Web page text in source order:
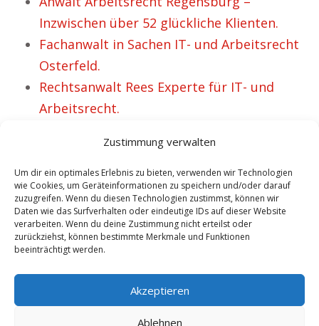
Zustimmung verwalten
Um dir ein optimales Erlebnis zu bieten, verwenden wir Technologien
wie Cookies, um Geräteinformationen zu speichern und/oder darauf
zuzugreifen. Wenn du diesen Technologien zustimmst, können wir
Daten wie das Surfverhalten oder eindeutige IDs auf dieser Website
verarbeiten. Wenn du deine Zustimmung nicht erteilst oder
zurückziehst, können bestimmte Merkmale und Funktionen
beeinträchtigt werden.
Akzeptieren
Ablehnen
Inzwischen über 52 glückliche Klienten.
Fachanwalt in Sachen IT- und Arbeitsrecht
Osterfeld.
Rechtsanwalt Rees Experte für IT- und
Arbeitsrecht.
Vertreung für Arbeitnehmer sowie
Arbeitgeber.
Anwalt Osterwieck für Arbeitsrecht.
Anwalt Arbeitsrecht Riedstadt – Angelina
gewinnt den Fall.
Anwalt Ohrdruf Spezialist im Bereich IT-
und Arbeitsrecht.